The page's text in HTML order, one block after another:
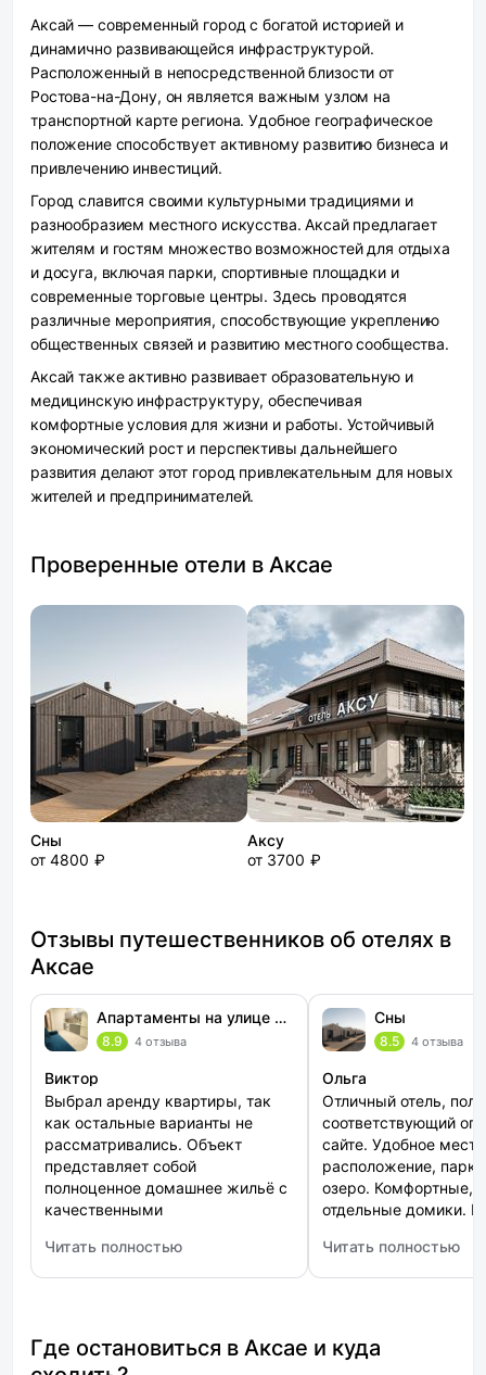
Аксай — современный город с богатой историей и
динамично развивающейся инфраструктурой.
Расположенный в непосредственной близости от
Ростова-на-Дону, он является важным узлом на
транспортной карте региона. Удобное географическое
положение способствует активному развитию бизнеса и
привлечению инвестиций.
Город славится своими культурными традициями и
разнообразием местного искусства. Аксай предлагает
жителям и гостям множество возможностей для отдыха
и досуга, включая парки, спортивные площадки и
современные торговые центры. Здесь проводятся
различные мероприятия, способствующие укреплению
общественных связей и развитию местного сообщества.
Аксай также активно развивает образовательную и
медицинскую инфраструктуру, обеспечивая
комфортные условия для жизни и работы. Устойчивый
экономический рост и перспективы дальнейшего
развития делают этот город привлекательным для новых
жителей и предпринимателей.
Проверенные отели в Аксае
Сны
от 4800 ₽
Аксу
от 3700 ₽
Отзывы путешественников об отелях в
Аксае
Апартаменты на улице Платова 72В
8.9 4 отзыва
Виктор
Выбрал аренду квартиры, так
как остальные варианты не
рассматривались. Объект
представляет собой
полноценное домашнее жильё с
качественными
обширной кухней с полным
набором оборудования и
соблюдены, никаких неудобств
вроде шума или неприятного
Читать полностью
: Апартаменты на улице Платова 72В
Сны
8.5 4 отзыва
Ольга
Отличный отель,
соответствующий
сайте. Удобное место
расположение,
озеро. Комфортные,
отдельные домики.
большое!!!
Читать полностью
: Сны
Где остановиться в Аксае и куда